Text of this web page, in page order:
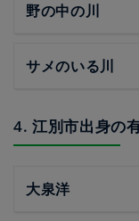
野の中の川
サメのいる川
4. 江別市出身の
大泉洋